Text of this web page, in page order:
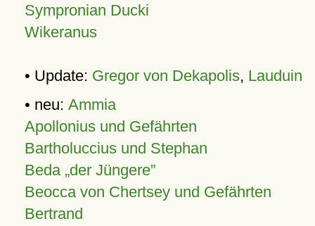
Sympronian Ducki
Wikeranus
• Update: Gregor von Dekapolis, Lauduin
• neu: Ammia
Apollonius und Gefährten
Bartholuccius und Stephan
Beda „der Jüngere”
Beocca von Chertsey und Gefährten
Bertrand